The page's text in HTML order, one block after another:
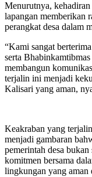
Menurutnya,
lapangan memberikan
perangkat desa dalam
“Kami sangat
serta
membangun
terjalin ini menjadi
Kalisari yang aman,
Keakraban yang
menjadi gambaran
pemerintah desa
komitmen bersama
lingkungan yang aman